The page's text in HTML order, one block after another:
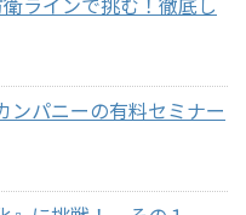
ンパニーの有料セミナー